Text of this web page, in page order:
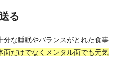
る
分な睡眠やバランスがとれた食事
面だけでなくメンタル面でも元気